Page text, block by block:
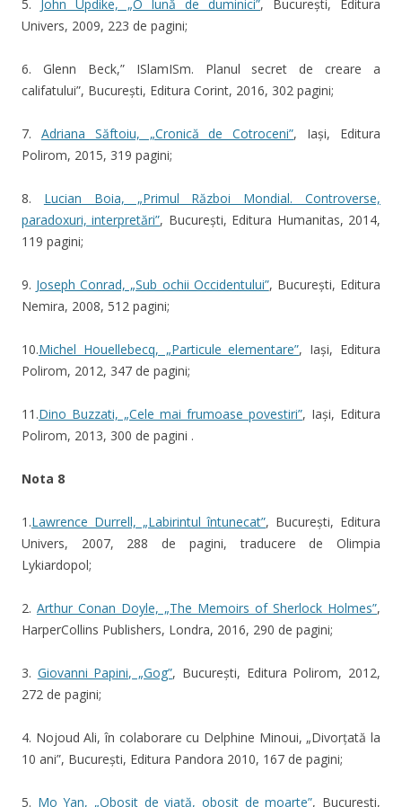
5. John Updike, „O lună de duminici”, București, Editura
Univers, 2009, 223 de pagini;
6. Glenn Beck,” ISlamISm. Planul secret de creare a
califatului”, București, Editura Corint, 2016, 302 pagini;
7. Adriana Săftoiu, „Cronică de Cotroceni”, Iași, Editura
Polirom, 2015, 319 pagini;
8. Lucian Boia, „Primul Război Mondial. Controverse,
paradoxuri, interpretări”, București, Editura Humanitas, 2014,
119 pagini;
9. Joseph Conrad, „Sub ochii Occidentului”, București, Editura
Nemira, 2008, 512 pagini;
10.Michel Houellebecq, „Particule elementare”, Iași, Editura
Polirom, 2012, 347 de pagini;
11.Dino Buzzati, „Cele mai frumoase povestiri”, Iași, Editura
Polirom, 2013, 300 de pagini .
Nota 8
1.Lawrence Durrell, „Labirintul întunecat”, București, Editura
Univers, 2007, 288 de pagini, traducere de Olimpia
Lykiardopol;
2. Arthur Conan Doyle, „The Memoirs of Sherlock Holmes”,
HarperCollins Publishers, Londra, 2016, 290 de pagini;
3. Giovanni Papini, „Gog”, București, Editura Polirom, 2012,
272 de pagini;
4. Nojoud Ali, în colaborare cu Delphine Minoui, „Divorțată la
10 ani”, București, Editura Pandora 2010, 167 de pagini;
5. Mo Yan, „Obosit de viață, obosit de moarte”, București,